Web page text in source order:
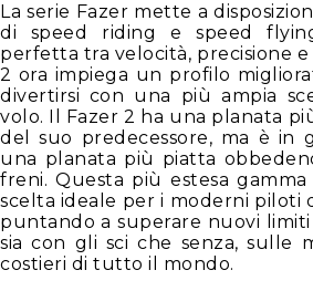
La serie Fazer mette a
di speed riding e speed
perfetta tra velocità, precisione
2 ora impiega un profilo
divertirsi con una più ampia
volo. Il Fazer 2 ha una planata
del suo predecessore, ma è in
una planata più piatta
freni. Questa più estesa
scelta ideale per i moderni piloti
puntando a superare nuovi
sia con gli sci che senza, sulle
costieri di tutto il mondo.